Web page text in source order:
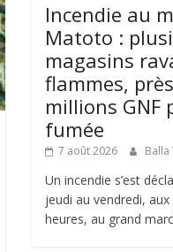
Incendie au
Matoto :
magasins
flammes,
millions GNF
fumée
7 août 2026
Un incendie s’est
jeudi au vendredi,
heures, au grand